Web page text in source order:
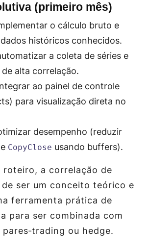
(primeiro mês)
o cálculo bruto e
históricos conhecidos.
a coleta de séries e
alta correlação.
ao painel de controle
para visualização direta no
desempenho (reduzir
CopyClose usando buffers).
roteiro, a correlação de
de ser um conceito teórico e
ferramenta prática de
para ser combinada com
ou hedge.